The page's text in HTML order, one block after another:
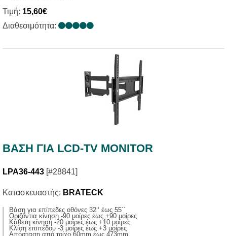
Τιμή: 15,60€
Διαθεσιμότητα:
ΒΑΣΗ ΓΙΑ LCD-TV MONITOR
LPA36-443 [#28841]
Κατασκευαστής: BRATECK
Βάση για επίπεδες οθόνες 32‘‘ έως 55΄΄
Οριζόντια κίνηση -90 μοίρες έως +90 μοίρες
Κάθετη κίνηση -20 μοίρες έως +10 μοίρες
Κλίση επιπέδου -3 μοίρες έως +3 μοίρες
Απόσταση από τοίχο 60mm έως 473mm